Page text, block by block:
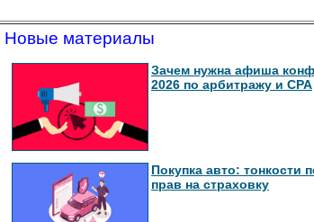
Новые материалы
Зачем нужна афиша
2026 по арбитражу и СРА
Покупка авто: тонкости
прав на страховку